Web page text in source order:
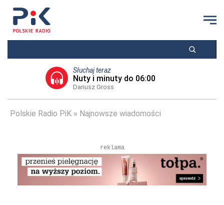
Słuchaj teraz
Nuty i minuty do 06:00
Dariusz Gross
Polskie Radio PiK Najnowsze wiadomości
reklama